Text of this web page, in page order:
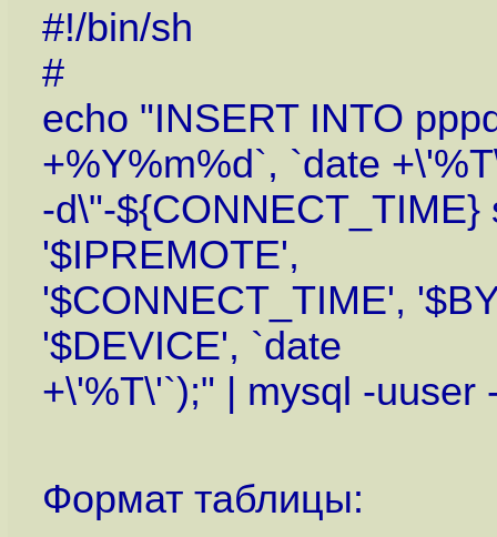
#!/bin/sh
#
echo "INSERT INTO
+%Y%m%d`, `date
-d\"-
'$IPREMOTE',
'$CONNECT_TIME',
'$DEVICE', `date
+\'%T\'`);" | mysql -uuser
Формат таблицы: